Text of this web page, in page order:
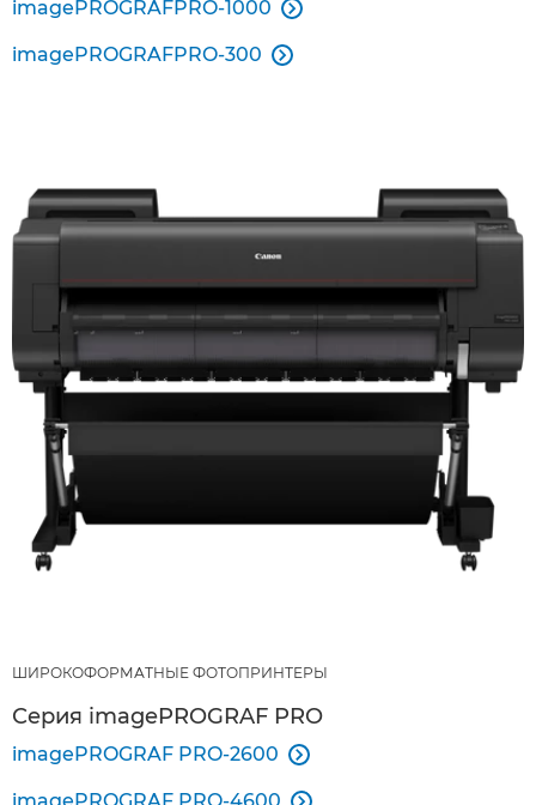
imagePROGRAFPRO-1000 
imagePROGRAFPRO-300 
ШИРОКОФОРМАТНЫЕ ФОТОПРИНТЕРЫ
Серия imagePROGRAF PRO
imagePROGRAF PRO-2600 
